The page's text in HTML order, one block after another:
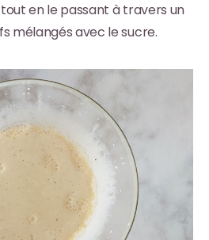
en le passant à travers un
mélangés avec le sucre.